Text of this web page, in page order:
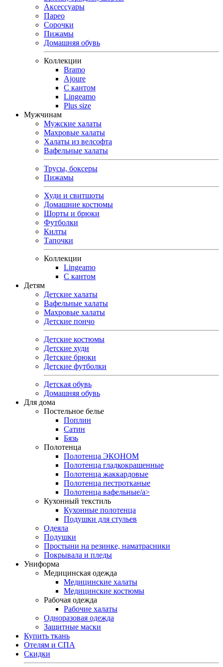
Аксессуары
Парео
Сорочки
Пижамы
Домашняя обувь
Коллекции
Bramo
Ajoure
С кантом
Lingeamo
Plus size
Мужчинам
Мужские халаты
Махровые халаты
Халаты из велсофта
Вафельные халаты
Трусы, боксеры
Пижамы
Худи и свитшоты
Домашние костюмы
Шорты и брюки
Футболки
Килты
Тапочки
Коллекции
Lingeamo
С кантом
Детям
Детские халаты
Вафельные халаты
Махровые халаты
Детские пончо
Детские костюмы
Детские худи
Детские брюки
Детские футболки
Детская обувь
Домашняя обувь
Для дома
Постельное белье
Поплин
Сатин
Бязь
Полотенца
Полотенца ЭКОНОМ
Полотенца гладкокрашенные
Полотенца жаккардовые
Полотенца пестротканые
Полотенца вафельные/a>
Кухонный текстиль
Кухонные полотенца
Подушки для стульев
Одеяла
Подушки
Простыни на резинке, наматрасники
Покрывала и пледы
Униформа
Медицинская одежда
Медицинские халаты
Медицинские костюмы
Рабочая одежда
Рабочие халаты
Одноразовая одежда
Защитные маски
Купить ткань
Отелям и СПА
Скидки